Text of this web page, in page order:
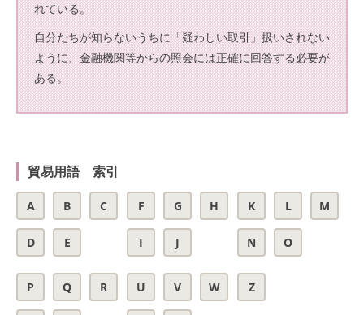
れている。
自分たちが知らないうちに「疑わしい取引」扱いされない
ように、金融機関等からの照会には正確に回答する必要が
ある。
貿易用語 索引
A B C
D E
F G H
I J
K L M
N O
P Q R U V W Z